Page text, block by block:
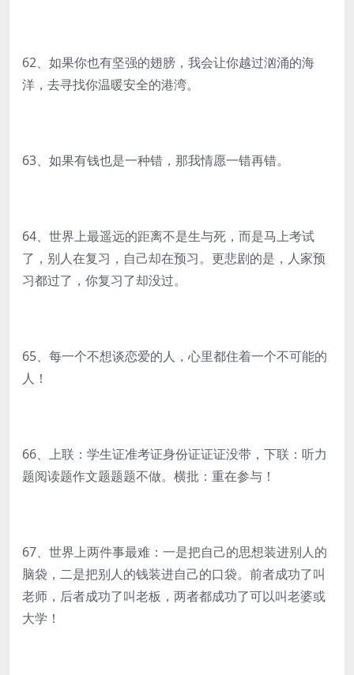
62、如果你也有坚强的翅膀，我会让你越过汹涌的海
洋，去寻找你温暖安全的港湾。
63、如果有钱也是一种错，那我情愿一错再错。
64、世界上最遥远的距离不是生与死，而是马上考试
了，别人在复习，自己却在预习。更悲剧的是，人家预
习都过了，你复习了却没过。
65、每一个不想谈恋爱的人，心里都住着一个不可能的
人！
66、上联：学生证准考证身份证证证没带，下联：听力
题阅读题作文题题题不做。横批：重在参与！
67、世界上两件事最难：一是把自己的思想装进别人的
脑袋，二是把别人的钱装进自己的口袋。前者成功了叫
老师，后者成功了叫老板，两者都成功了可以叫老婆或
大学！